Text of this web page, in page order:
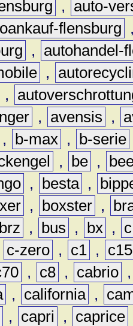
,
auto-
flensburg
,
autohandel-
,
,
, avensis ,
, b-max , b-serie
, be ,
, besta ,
, boxster ,
brz , bus , bx ,
c
c-zero , c1 ,
c15
, c8 , cabrio
, california ,
, capri , caprice